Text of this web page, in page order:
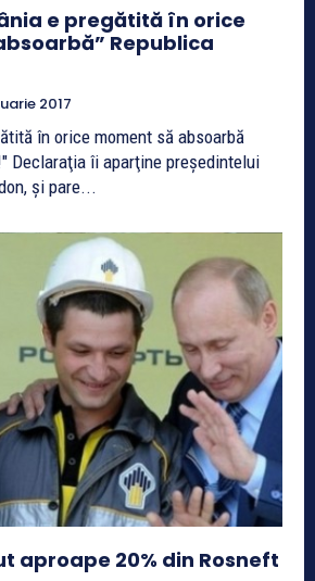
e pregătită în orice
Republica
2017
în orice moment să absoarbă
Declaraţia îi aparţine preşedintelui
şi pare...
aproape 20% din Rosneft